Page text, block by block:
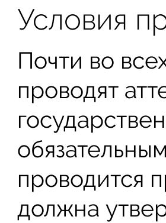
Условия
Почти во
проводят
проводится
должна